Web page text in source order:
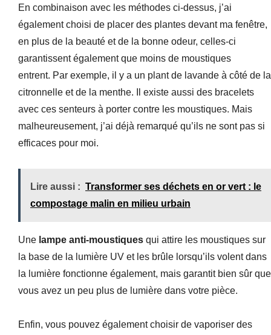
En combinaison avec les méthodes ci-dessus, j’ai
également choisi de placer des plantes devant ma fenêtre,
en plus de la beauté et de la bonne odeur, celles-ci
garantissent également que moins de moustiques
entrent. Par exemple, il y a un plant de lavande à côté de la
citronnelle et de la menthe. Il existe aussi des bracelets
avec ces senteurs à porter contre les moustiques. Mais
malheureusement, j’ai déjà remarqué qu’ils ne sont pas si
efficaces pour moi.
Lire aussi : Transformer ses déchets en or vert : le
compostage malin en milieu urbain
Une lampe anti-moustiques qui attire les moustiques sur
la base de la lumière UV et les brûle lorsqu’ils volent dans
la lumière fonctionne également, mais garantit bien sûr que
vous avez un peu plus de lumière dans votre pièce.
Enfin, vous pouvez également choisir de vaporiser des